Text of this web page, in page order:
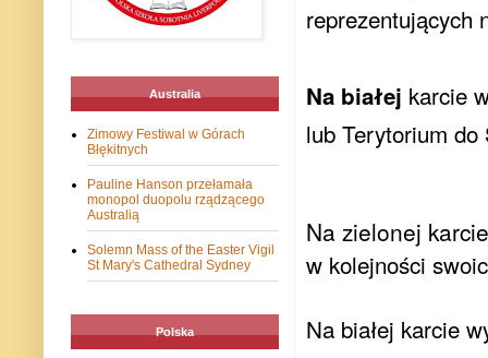
reprezentujących
Na białej karcie
lub Terytorium
Na zielonej
w kolejności
Na białej karcie
Australia
Zimowy Festiwal w Górach
Błękitnych
Pauline Hanson przełamała
monopol duopolu rządzącego
Australią
Solemn Mass of the Easter Vigil
St Mary's Cathedral Sydney
Polska